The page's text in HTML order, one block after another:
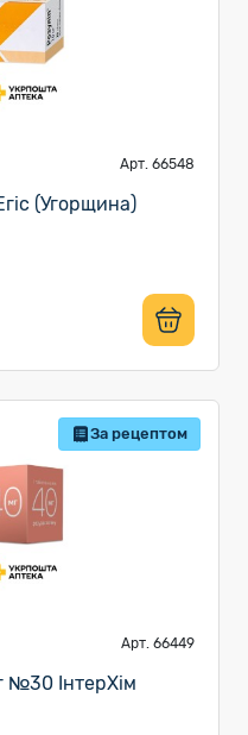
Арт. 66548
(Угорщина)
За рецептом
Арт. 66449
№30 ІнтерХім